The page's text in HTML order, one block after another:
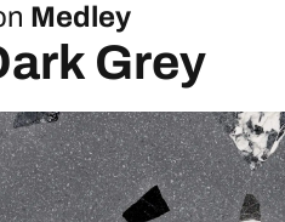
Medley
Grey